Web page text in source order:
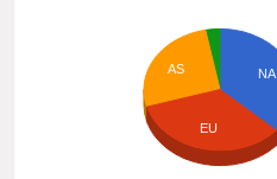
NA
AS
EU